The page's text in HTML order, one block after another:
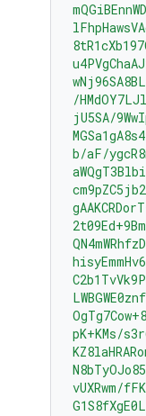
/
jU5SA/
b/aF/
pK+KMs/
vUXRwm/